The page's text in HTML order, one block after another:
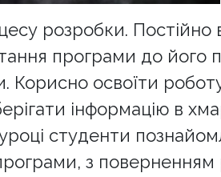
розробки.
програми до його
освоїти
інформацію в
студенти
з поверненням